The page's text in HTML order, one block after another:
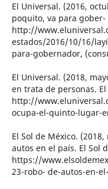
El Universal. (2016,
poquito, va para
http://
estados/2016/10/16/
para-gobernador,
El Universal. (2018,
en trata de personas.
http://
ocupa-el-quinto-lugar-
El Sol de México.
autos en el país. El Sol
https://
23-robo- de-autos-en-